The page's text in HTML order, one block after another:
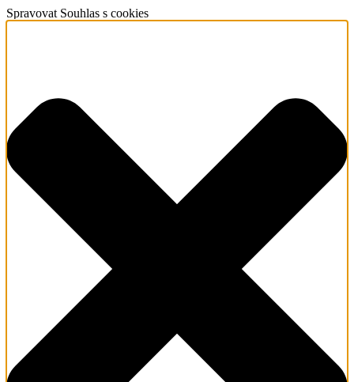
Spravovat Souhlas s cookies